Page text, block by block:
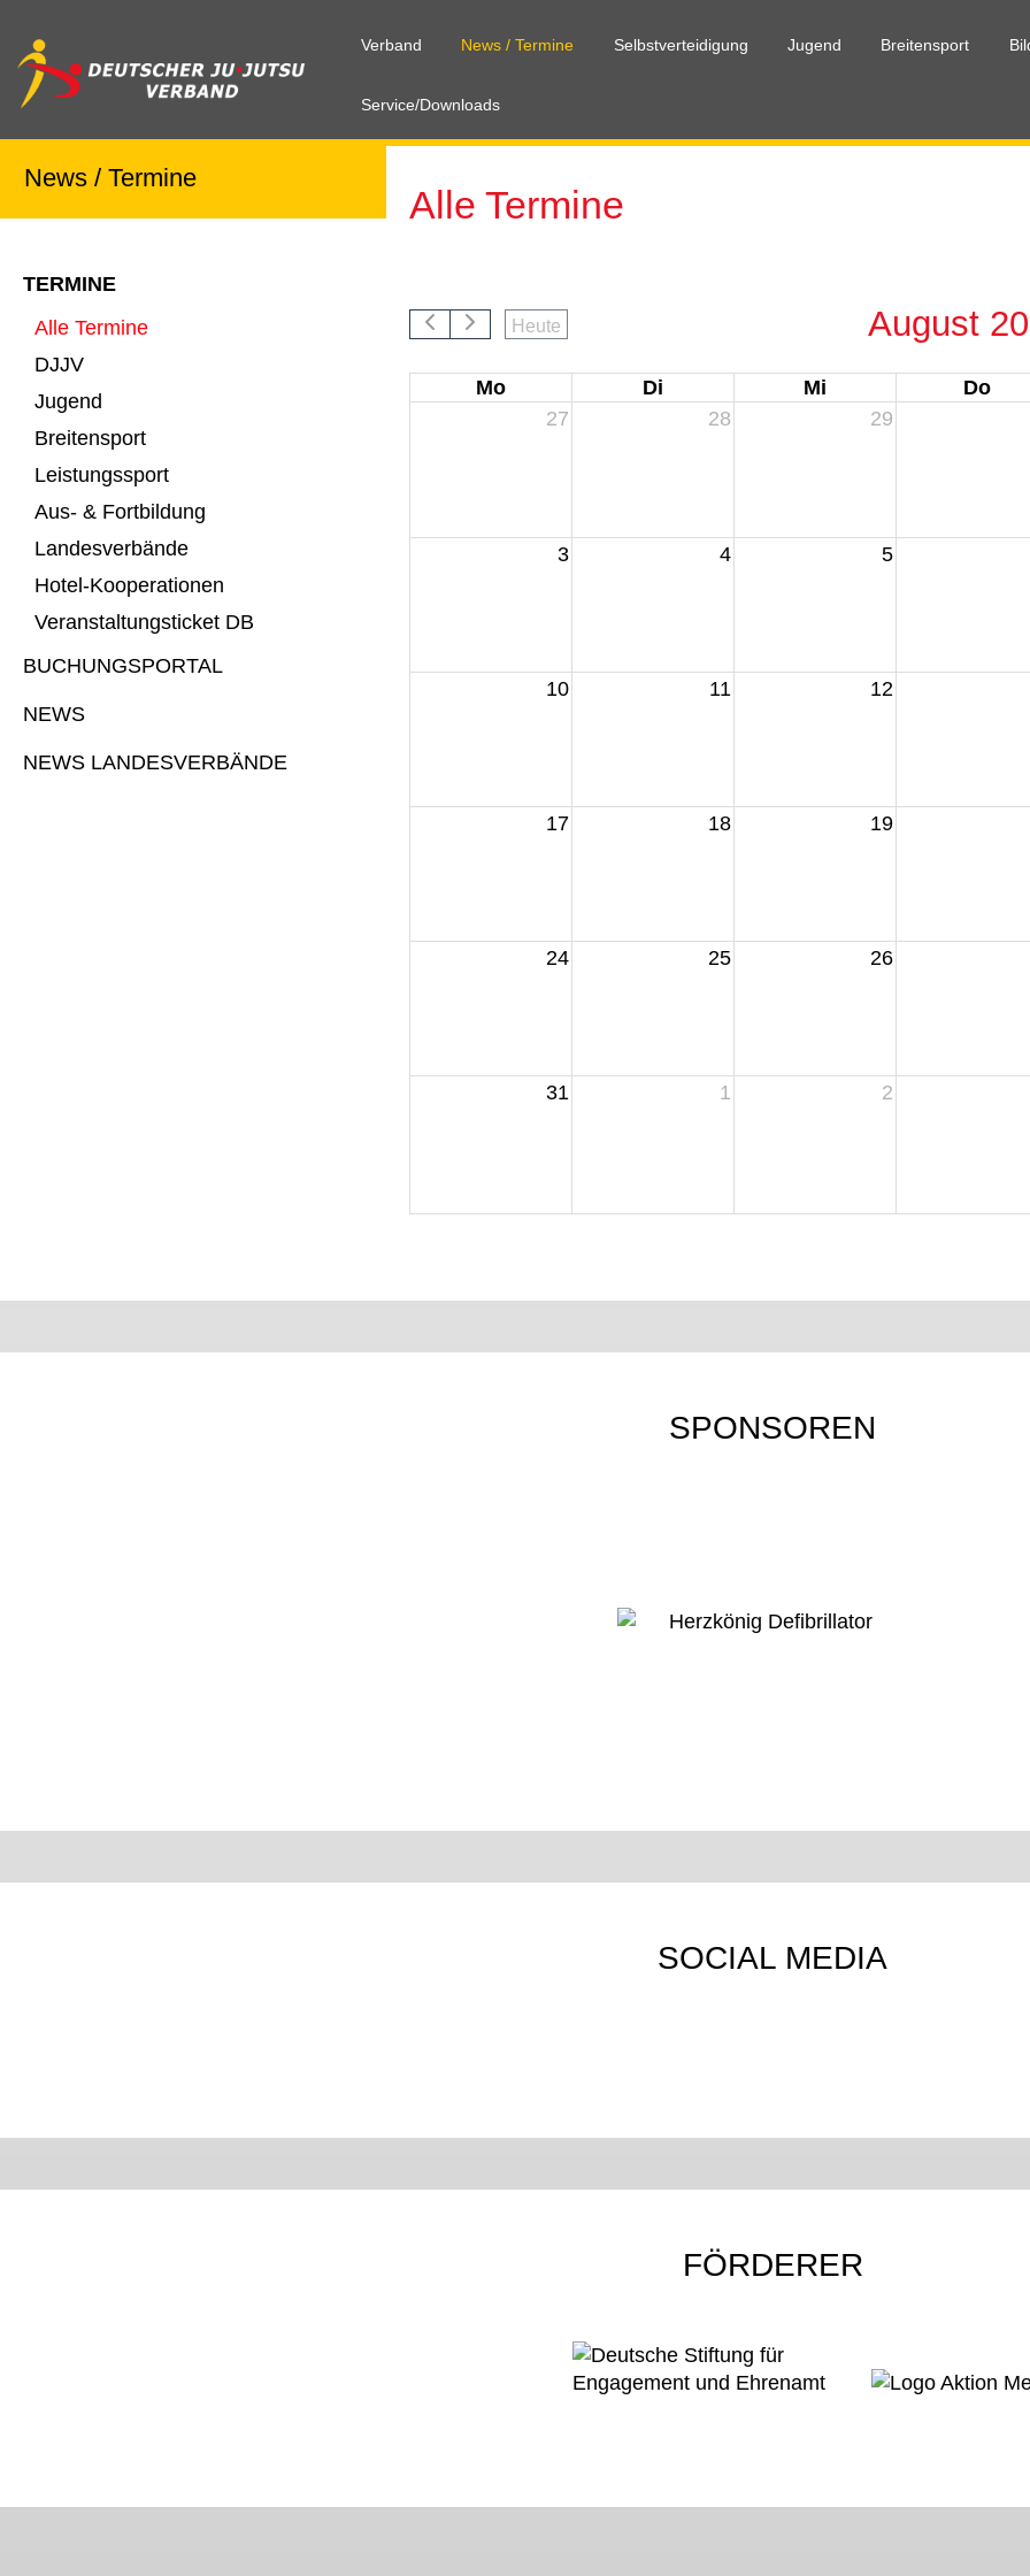
Verband News / Termine Selbstverteidigung Jugend Breitensport
Service/Downloads
News / Termine
TERMINE
Alle Termine
DJJV
Jugend
Breitensport
Leistungssport
Aus- & Fortbildung
Landesverbände
Hotel-Kooperationen
Veranstaltungsticket DB
BUCHUNGSPORTAL
NEWS
NEWS LANDESVERBÄNDE
Alle Termine
Heute August
Mo Di Mi Do
27
28 29
3 4 5
10 11 12
17 18 19
24 25 26
31 1 2
SPONSOREN
SOCIAL MEDIA
FÖRDERER